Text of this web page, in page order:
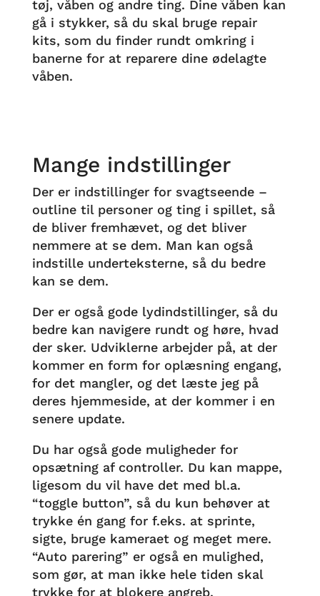
tøj, våben og andre ting. Dine våben kan
gå i stykker, så du skal bruge repair
kits, som du finder rundt omkring i
banerne for at reparere dine ødelagte
våben.
Mange indstillinger
Der er indstillinger for svagtseende –
outline til personer og ting i spillet, så
de bliver fremhævet, og det bliver
nemmere at se dem. Man kan også
indstille underteksterne, så du bedre
kan se dem.
Der er også gode lydindstillinger, så du
bedre kan navigere rundt og høre, hvad
der sker. Udviklerne arbejder på, at der
kommer en form for oplæsning engang,
for det mangler, og det læste jeg på
deres hjemmeside, at der kommer i en
senere update.
Du har også gode muligheder for
opsætning af controller. Du kan mappe,
ligesom du vil have det med bl.a.
“toggle button”, så du kun behøver at
trykke én gang for f.eks. at sprinte,
sigte, bruge kameraet og meget mere.
“Auto parering” er også en mulighed,
som gør, at man ikke hele tiden skal
trykke for at blokere angreb.